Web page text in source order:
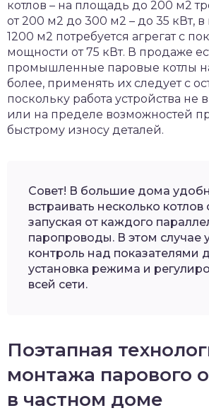
котлов – на площадь до 200 м2
от 200 м2 до 300 м2 – до 35 кВт,
1200 м2 потребуется агрегат с
мощности от 75 кВт. В продаже
промышленные паровые котлы на
более, применять их следует с
поскольку работа устройства не
или на пределе возможностей
быстрому износу деталей.
Совет! В большие дома
встраивать несколько
запуская от каждого
паропроводы. В этом случае
контроль над показателями
установка режима и
всей сети.
Поэтапная
монтажа парового
в частном доме